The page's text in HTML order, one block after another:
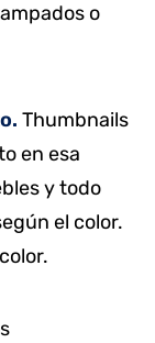
o
Thumbnails
en esa
y todo
el color.